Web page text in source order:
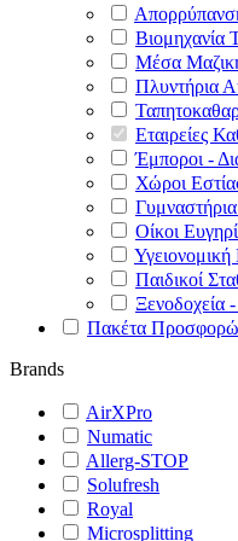
Βιομηχανία
Μέσα
Πλυντήρια
Εταιρείες
Έμποροι -
Χώροι
Οίκοι
Παιδικοί
Ξενοδοχεία
Πακέτα
Brands
AirXPro
Numatic
Allerg-STOP
Solufresh
Royal
Microsplitting